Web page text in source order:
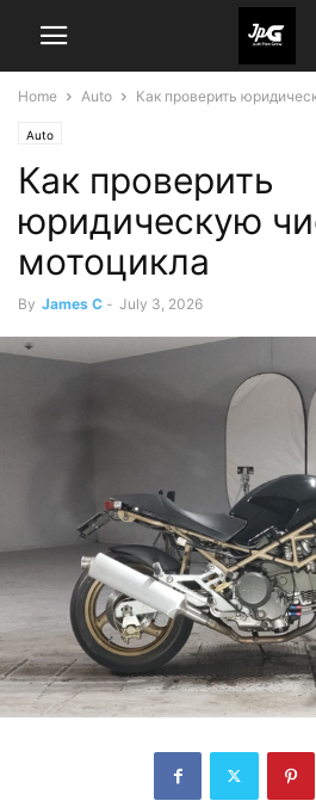
Home Auto Как проверить
Auto
Как проверить
юридическую
мотоцикла
By James C - July 3, 2026